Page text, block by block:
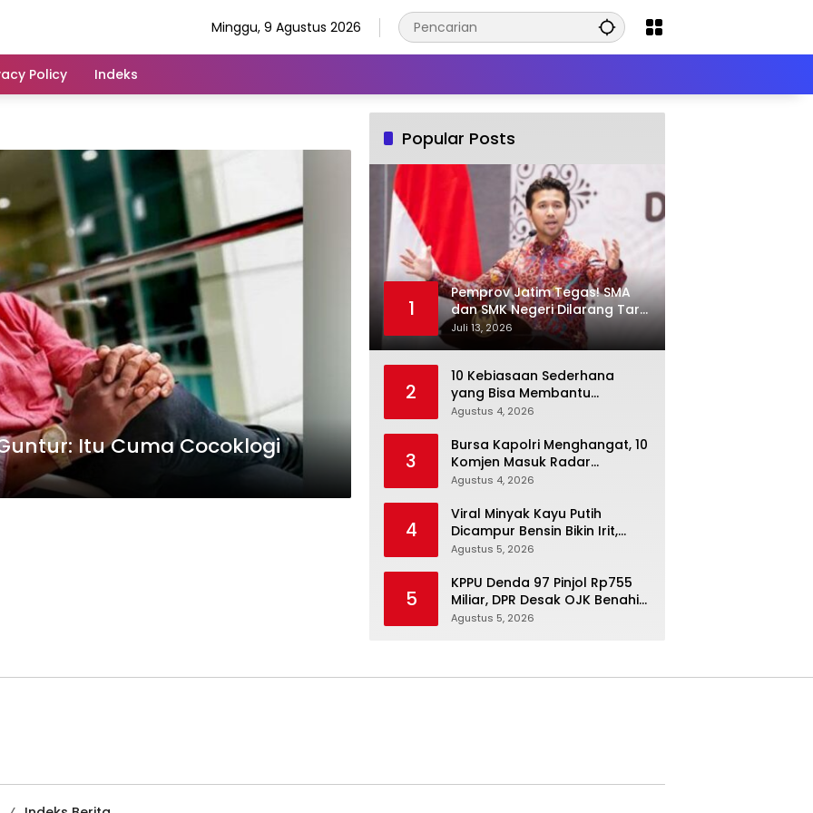
Minggu, 9 Agustus 2026
Policy Indeks
Itu Cuma Cocoklogi
Popular Posts
1
Pemprov Jatim Tegas! SMA
dan SMK Negeri Dilarang Tarik
Iuran Wajib dan Paksa Beli
Seragam
Juli 13, 2026
2
10 Kebiasaan Sederhana
yang Bisa Membantu
Menurunkan Berat Badan
Agustus 4, 2026
3
Bursa Kapolri Menghangat, 10
Komjen Masuk Radar
Pengganti Listyo Sigit
Agustus 4, 2026
4
Viral Minyak Kayu Putih
Dicampur Bensin Bikin Irit,
Pakar IPB Buka Fakta
Agustus 5, 2026
5
KPPU Denda 97 Pinjol Rp755
Miliar, DPR Desak OJK Benahi
Tata Kelola dan Lindungi
Agustus 5, 2026